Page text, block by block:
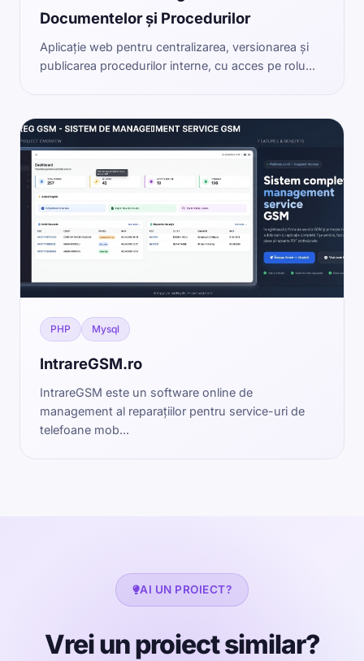
Documentelor și Procedurilor
Aplicație web pentru centralizarea, versionarea și
publicarea procedurilor interne, cu acces pe rolu...
PHP Mysql
IntrareGSM.ro
IntrareGSM este un software online de
management al reparațiilor pentru service-uri de
telefoane mob...
AI UN PROIECT?
Vrei un proiect similar?